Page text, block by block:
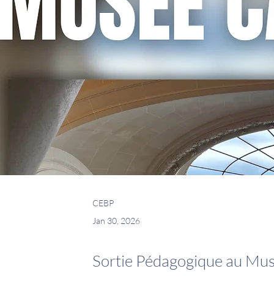
CEBP
Jan 30, 2026
Sortie Pédagogique au